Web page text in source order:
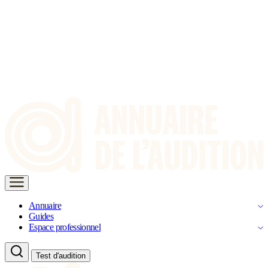
Annuaire
Guides
Espace professionnel
Test d'audition